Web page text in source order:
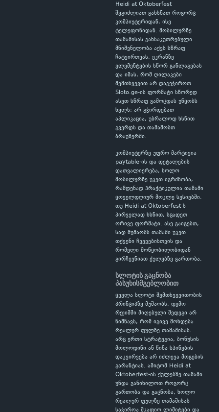
Heidi at Oktoberfest
შეგიძლიათ გახსნათ როგორც
კომპიუტერიდან, ისე
ტელეფონიდან. მობილურზე
თამაშისას განსაკუთრებული
მნიშვნელობა აქვს სწრაფ
ჩატვირთვას, ეკრანზე
ელემენტების სწორ განლაგებას
და იმას, რომ ღილაკები
შემთხვევით არ დაგეჭიროთ.
Sloto.ge-ის ფორმატი სწორედ
ასეთ სწრაფ გამოცდას უწყობს
ხელს: არ გჭირდებათ
აპლიკაცია, უბრალოდ ხსნით
გვერდს და თამაშობთ
ბრაუზერში.
კომპიუტერზე უფრო მარტივია
paytable-ის და დეტალების
დათვალიერება, ხოლო
მობილურზე უკეთ იგრძნობა,
რამდენად პრაქტიკულია თამაში
ყოველდღიურ მოკლე სესიებში.
თუ Heidi at Oktoberfest-ს
პირველად ხსნით, სცადეთ
ორივე ფორმატი. ასე გაიგებთ,
სად მუშაობს თამაში უკეთ
თქვენი ჩვევებისთვის და
რომელი მოწყობილობიდან
გირჩევნიათ ქულებზე გართობა.
სლოტის გაცნობა
პასუხისმგებლობით
ყველა სლოტი შემთხვევითობის
პრინციპზე მუშაობს. დემო
რეჟიმში მიღებული შედეგი არ
ნიშნავს, რომ იგივე მოხდება
რეალურ ფულზე თამაშისას.
არც ერთი სტრატეგია, ბონუსის
მოლოდინი ან წინა სპინების
დაკვირვება არ იძლევა მოგების
გარანტიას. ამიტომ Heidi at
Oktoberfest-ის ქულებზე თამაში
უნდა განიხილოთ როგორც
გართობა და გაცნობა, ხოლო
რეალურ ფულზე თამაშისას
საჭიროა მკაფიო ლიმიტები და